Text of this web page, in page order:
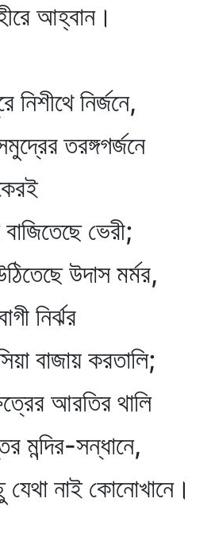
আহ্বান।
নির্জনে,
তরঙ্গগর্জনে
ভেরী;
উদাস মর্মর,
নির্ঝর
বাজায় করতালি;
আরতির থালি
সন্ধানে,
যেথা নাই কোনোখানে।